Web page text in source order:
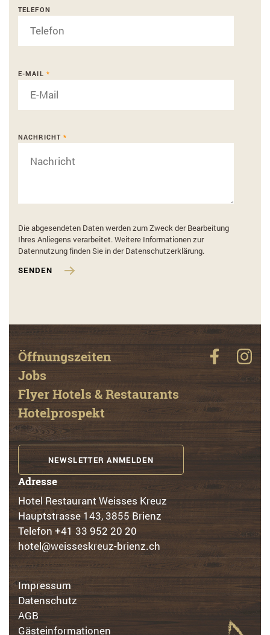
TELEFON
E-MAIL *
NACHRICHT*
Die abgesendeten Daten werden zum Zweck der Bearbeitung
Ihres Anliegens verarbeitet. Weitere Informationen zur
Datennutzung finden Sie in der Datenschutzerklärung.
SENDEN
Öffnungszeiten
Jobs
Flyer Hotels & Restaurants
Hotelprospekt
Adresse
Hotel Restaurant Weisses Kreuz
Hauptstrasse 143, 3855 Brienz
Telefon +41 33 952 20 20
hotel@weisseskreuz-brienz.ch
NEWSLETTER ANMELDEN
Impressum
Datenschutz
AGB
Gästeinformationen